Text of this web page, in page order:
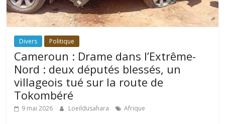
Divers Politique
Cameroun : Drame dans l’Extrême-
Nord : deux députés blessés, un
villageois tué sur la route de
Tokombéré
9 mai 2026 Loeildusahara Afrique